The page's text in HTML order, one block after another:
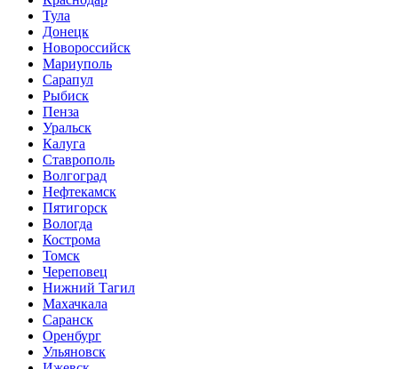
Тула
Донецк
Новороссийск
Мариуполь
Сарапул
Рыбиск
Пенза
Уральск
Калуга
Ставрополь
Волгоград
Нефтекамск
Пятигорск
Вологда
Кострома
Томск
Череповец
Нижний Тагил
Махачкала
Саранск
Оренбург
Ульяновск